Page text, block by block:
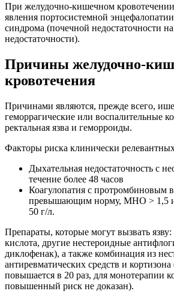
При желудочно-кишечном
явления портосистемной
синдрома (почечной недостаточности
недостаточности).
Причины желудочно-
кровотечения
Причинами являются, прежде всего,
геморрагические или воспалительные
ректальная язва и геморроиды.
Факторы риска клинически
Дыхательная недостаточность с
течение более 48 часов
Коагулопатия с протромбиновым
превышающим норму, MHO > 1,5
50 г/л.
Препараты, которые могут вызвать
кислота, другие нестероидные
диклофенак), а также комбинация из
антиревматических средств и
повышается в 20 раз, для монотерапии
повышенный риск не доказан).